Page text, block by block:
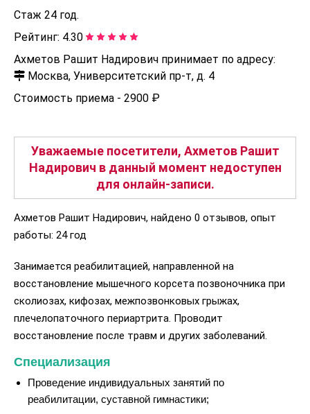
Стаж 24 год.
Рейтинг: 4.30
Ахметов Рашит Надирович принимает по адресу:
Москва, Университетский пр-т, д. 4
Стоимость приема - 2900 ₽
Уважаемые посетители, Ахметов Рашит
Надирович в данный момент недоступен
для онлайн-записи.
Ахметов Рашит Надирович, найдено 0 отзывов, опыт
работы: 24 год
Занимается реабилитацией, направленной на
восстановление мышечного корсета позвоночника при
сколиозах, кифозах, межпозвонковых грыжах,
плечелопаточного периартрита. Проводит
восстановление после травм и других заболеваний.
Специализация
Проведение индивидуальных занятий по
реабилитации, суставной гимнастики;